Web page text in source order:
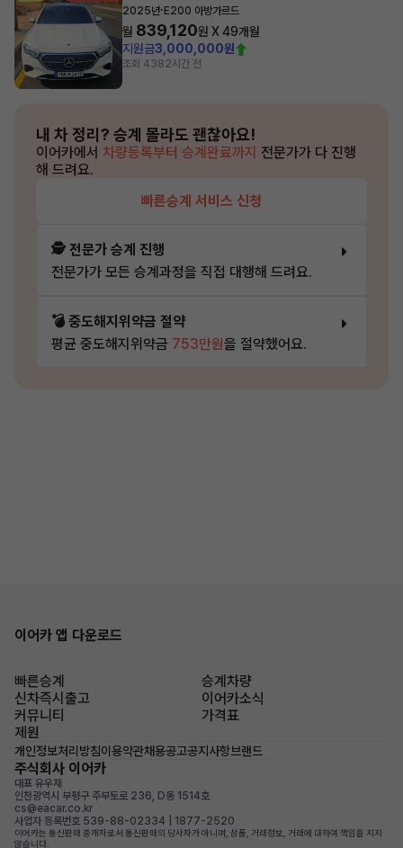
2025년· E200 아방가르드
월 839,120원 X49개월
지원금3,000,000원
조회 4382시간 전
내 차 정리? 승계 몰라도 괜찮아요!
이어카에서 차량등록부터 승계완료까지 전문가가 다 진행
해 드려요.
빠른승계 서비스 신청
🕵️ 전문가 승계 진행
전문가가 모든 승계과정을 직접 대행해 드려요.
💣 중도해지위약금 절약
평균 중도해지위약금 753만원을 절약했어요.
이어카 앱 다운로드
빠른승계
승계차량
신차즉시출고
이어카소식
커뮤니티
가격표
제원
개인정보처리방침이용약관채용공고공지사항브랜드
주식회사 이어카
대표 유우재
인천광역시 부평구 주부토로 236, D동 1514호
cs@eacar.co.kr
사업자 등록번호 539-88-02334 | 1877-2520
이어카는 통신판매 중개자로서 통신판매의 당사자가 아니며, 상품, 거래정보, 거래에 대하여 책임을 지지
않습니다.